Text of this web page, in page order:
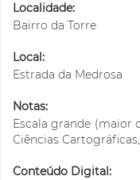
Localidade:
Bairro da Torre
Local:
Estrada da Medrosa
Notas:
Escala grande (maior
Ciências
Conteúdo Digital: